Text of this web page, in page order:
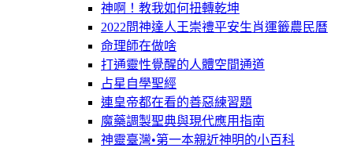
神啊！教我如何扭轉乾坤
2022問神達人王崇禮平安生肖運籤農民曆
命理師在做啥
打通靈性覺醒的人體空間通道
占星自學聖經
連皇帝都在看的善惡練習題
魔藥調製聖典與現代應用指南
神靈臺灣•第一本親近神明的小百科